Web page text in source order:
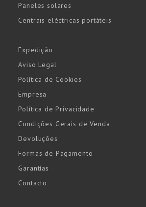
Paneles solares
Centrais eléctricas portáteis
Expedição
Aviso Legal
Política de Cookies
Empresa
Política de Privacidade
Condições Gerais de Venda
Devoluções
Formas de Pagamento
Garantías
Contacto